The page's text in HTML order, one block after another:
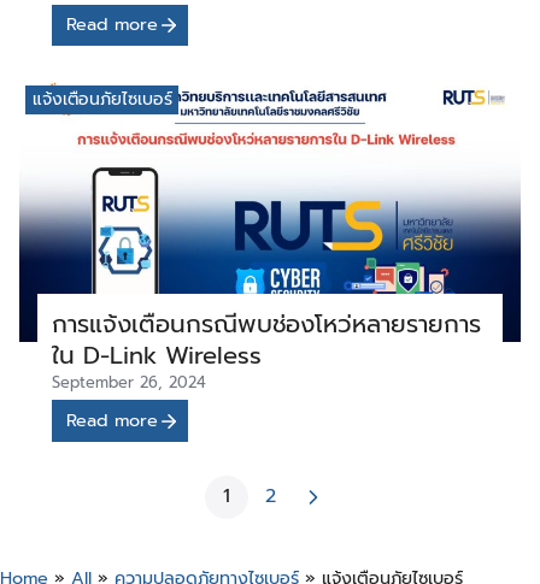
Read more
แจ้งเตือนภัยไซเบอร์
การแจ้งเตือนกรณีพบช่องโหว่หลายรายการ
ใน D-Link Wireless
September 26, 2024
Read more
1 2
Home » All » ความปลอดภัยทางไซเบอร์ » แจ้งเตือนภัยไซเบอร์